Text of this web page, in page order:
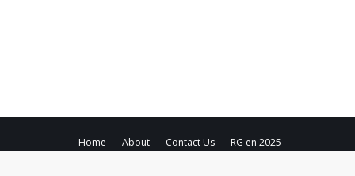
Home About Contact Us
RG en 2025